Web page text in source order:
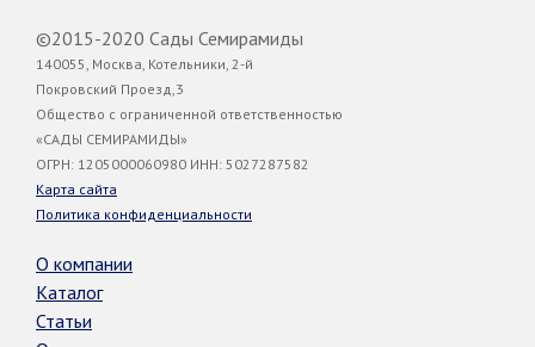
©2015-2020 Сады Семирамиды
140055, Москва, Котельники, 2-й
Покровский Проезд,3
Общество с ограниченной ответственностью
«САДЫ СЕМИРАМИДЫ»
ОГРН: 1205000060980 ИНН: 5027287582
Карта сайта
Политика конфиденциальности
О компании
Каталог
Статьи